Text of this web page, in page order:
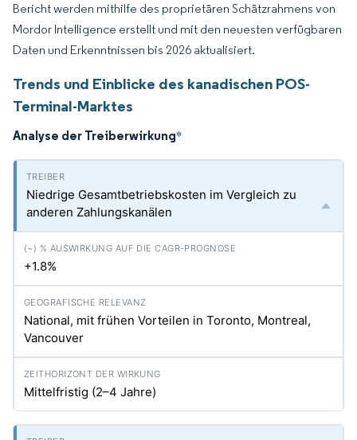
Bericht werden mithilfe des proprietären Schätzrahmens von
Mordor Intelligence erstellt und mit den neuesten verfügbaren
Daten und Erkenntnissen bis 2026 aktualisiert.
Trends und Einblicke des kanadischen POS-
Terminal-Marktes
Analyse der Treiberwirkung*
Niedrige Gesamtbetriebskosten im Vergleich zu
anderen Zahlungskanälen
+1.8%
National, mit frühen Vorteilen in Toronto, Montreal,
Vancouver
Mittelfristig (2–4 Jahre)